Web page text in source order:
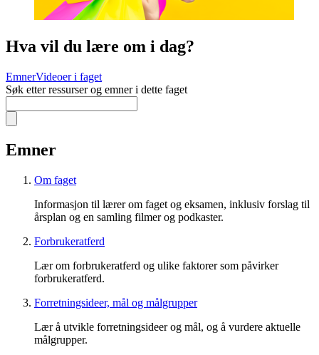
Hva vil du lære om i dag?
EmnerVideoer i faget
Søk etter ressurser og emner i dette faget
Emner
Om faget
Informasjon til lærer om faget og eksamen, inklusiv forslag til
årsplan og en samling filmer og podkaster.
Forbrukeratferd
Lær om forbrukeratferd og ulike faktorer som påvirker
forbrukeratferd.
Forretningsideer, mål og målgrupper
Lær å utvikle forretningsideer og mål, og å vurdere aktuelle
målgrupper.